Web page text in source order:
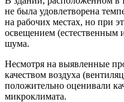
не была удовлетворена
на рабочих местах, но при
освещением (естественным
шума.
Несмотря на выявленные
качеством воздуха
положительно оценивали
микроклимата.